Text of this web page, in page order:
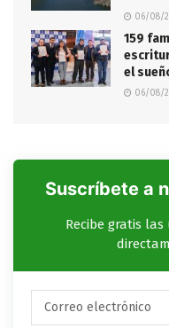
06/08/
159
el
06/08/
Suscríbete a
Recibe gratis